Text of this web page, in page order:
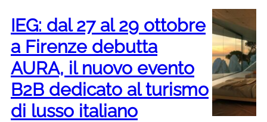
IEG: dal 27 al 29 ottobre
a Firenze debutta
AURA, il nuovo evento
B2B dedicato al turismo
di lusso italiano